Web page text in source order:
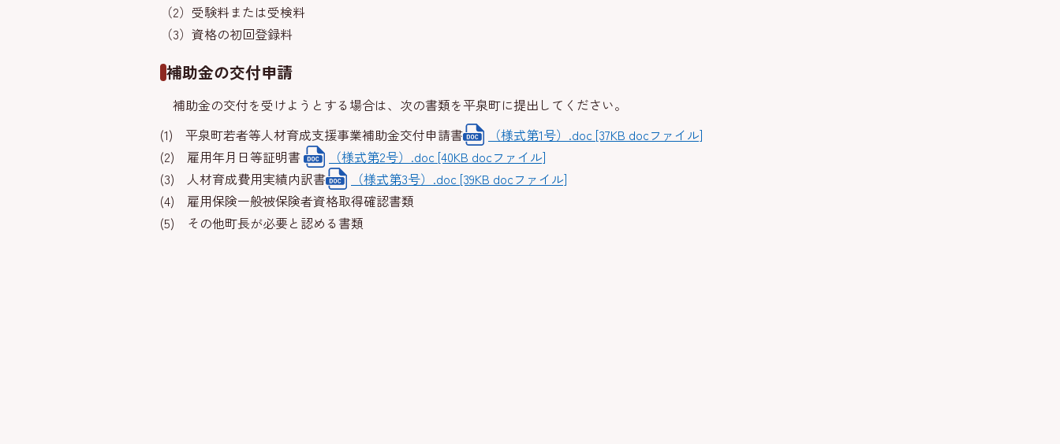
（2）受験料または受検料
（3）資格の初回登録料
補助金の交付申請
補助金の交付を受けようとする場合は、次の書類を平泉町に提出してください。
(1) 平泉町若者等人材育成支援事業補助金交付申請書
（様式第1号）.doc [37KB docファイル]
(2) 雇用年月日等証明書
（様式第2号）.doc [40KB docファイル]
(3) 人材育成費用実績内訳書
（様式第3号）.doc [39KB docファイル]
(4) 雇用保険一般被保険者資格取得確認書類
(5) その他町長が必要と認める書類